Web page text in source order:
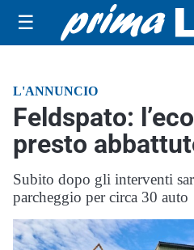
☰
L'ANNUNCIO
Feldspato:
presto
Subito dopo gli interventi
parcheggio per circa 30 auto